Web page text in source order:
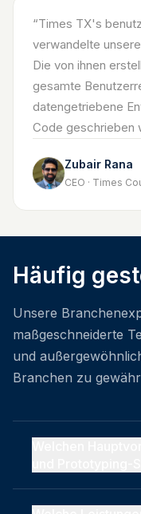
“Times TX's
verwandelte
Die von ihnen
gesamte
datengetriebene
Code geschrieben
Zubair Rana
CEO · Times
Häufig
Unsere
maßgeschneiderte
und
Branchen zu